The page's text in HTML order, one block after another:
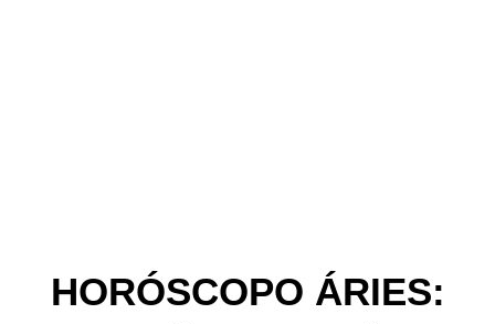
HORÓSCOPO ÁRIES: